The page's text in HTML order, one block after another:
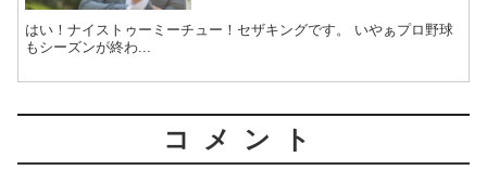
はい！ナイストゥーミーチュー！セザキングです。 いやぁプロ野球
もシーズンが終わ...
コメント